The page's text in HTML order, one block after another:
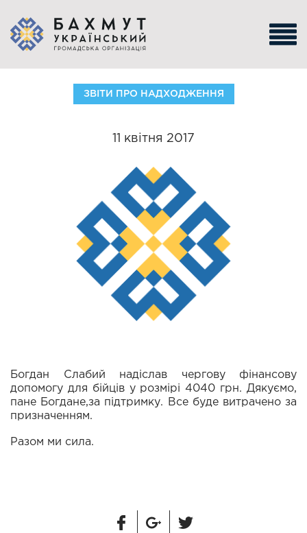
ЗВІТИ ПРО НАДХОДЖЕННЯ
11 квітня 2017
Богдан Слабий надіслав чергову фінансову
допомогу для бійців у розмірі 4040 грн. Дякуємо,
пане Богдане,за підтримку. Все буде витрачено за
призначенням.
Разом ми сила.